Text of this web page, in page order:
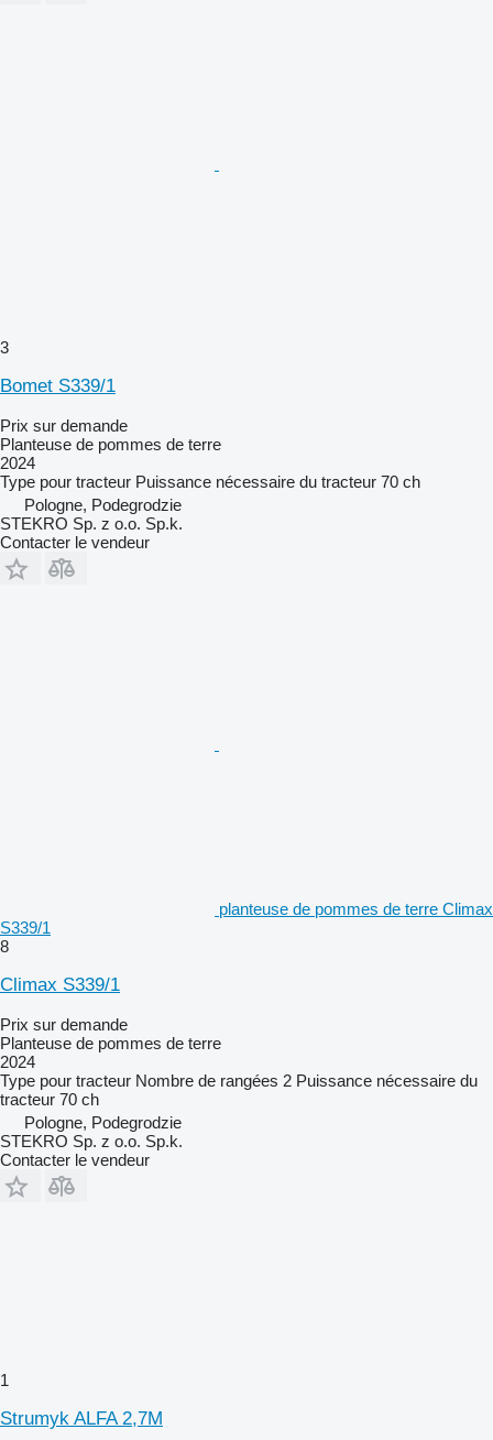
3
Bomet S339/1
Prix sur demande
Planteuse de pommes de terre
2024
Type pour tracteur Puissance nécessaire du tracteur 70 ch
Pologne, Podegrodzie
STEKRO Sp. z o.o. Sp.k.
Contacter le vendeur
planteuse de pommes de terre Climax
S339/1
8
Climax S339/1
Prix sur demande
Planteuse de pommes de terre
2024
Type pour tracteur Nombre de rangées 2 Puissance nécessaire du
tracteur 70 ch
Pologne, Podegrodzie
STEKRO Sp. z o.o. Sp.k.
Contacter le vendeur
1
Strumyk ALFA 2,7M